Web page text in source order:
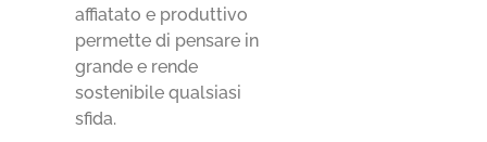
affiatato e produttivo
permette di pensare in
grande e rende
sostenibile qualsiasi
sfida.